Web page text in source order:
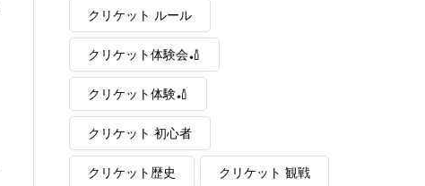
い
クリケット ルール
クリケット体験会🏏
クリケット体験🏏
クリケット 初心者
クリケット歴史 クリケット 観戦